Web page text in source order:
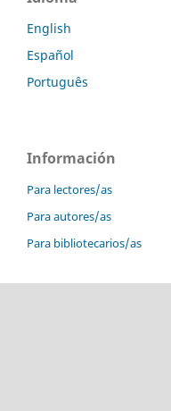
English
Español
Português
Información
Para lectores/as
Para autores/as
Para bibliotecarios/as